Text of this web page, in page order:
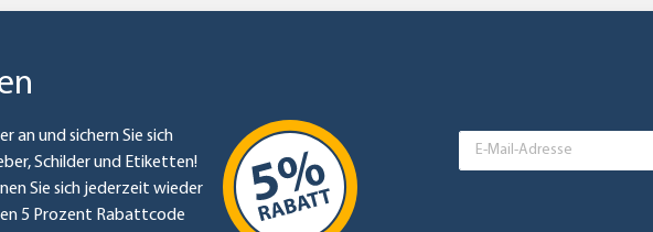
an und sichern Sie sich
Schilder und Etiketten!
Sie sich jederzeit wieder
5 Prozent Rabattcode